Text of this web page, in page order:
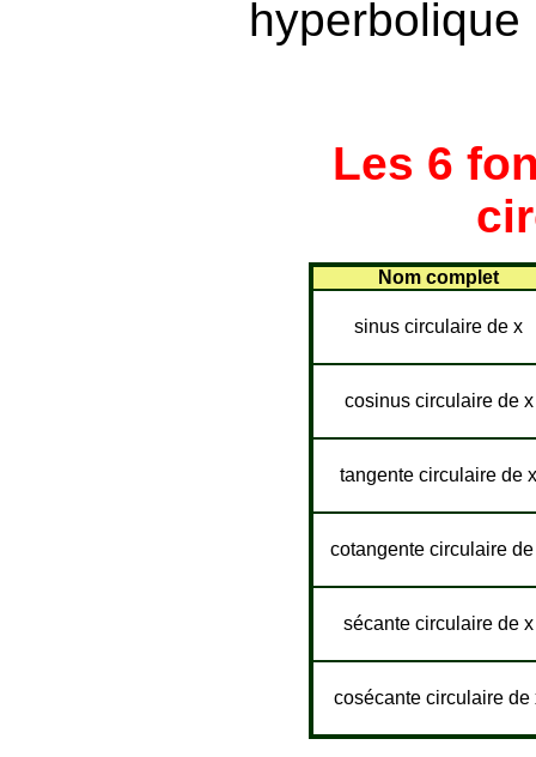
Les 6
Nom complet
sinus circulaire de x
cosinus circulaire de x
tangente circulaire de x
cotangente circulaire de
sécante circulaire de x
cosécante circulaire de